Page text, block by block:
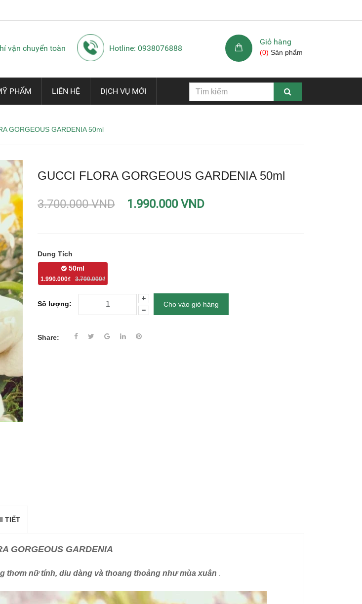
vận chuyển toàn
Hotline: 0938076888
Giỏ hàng
(0) Sản phẩm
PHẨM LIÊN HỆ DỊCH VỤ MỚI
GORGEOUS GARDENIA 50ml
GUCCI FLORA GORGEOUS GARDENIA 50ml
3.700.000 VND 1.990.000 VND
Dung Tích
50ml
1.990.000₫ 3.700.000₫
Số lượng: Cho vào giỏ hàng
Share:
TIẾT
GORGEOUS GARDENIA
thơm nữ tính, diu dàng và thoang thoảng như mùa xuân